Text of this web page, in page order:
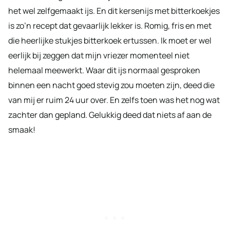
het wel zelfgemaakt ijs. En dit kersenijs met bitterkoekjes
is zo’n recept dat gevaarlijk lekker is. Romig, fris en met
die heerlijke stukjes bitterkoek ertussen. Ik moet er wel
eerlijk bij zeggen dat mijn vriezer momenteel niet
helemaal meewerkt. Waar dit ijs normaal gesproken
binnen een nacht goed stevig zou moeten zijn, deed die
van mij er ruim 24 uur over. En zelfs toen was het nog wat
zachter dan gepland. Gelukkig deed dat niets af aan de
smaak!